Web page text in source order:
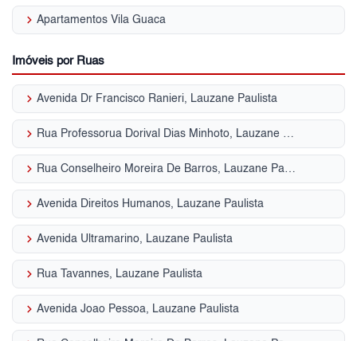
keyboard_arrow_right Apartamentos Vila Guaca
Imóveis por Ruas
keyboard_arrow_right Avenida Dr Francisco Ranieri, Lauzane Paulista
keyboard_arrow_right Rua Professorua Dorival Dias Minhoto, Lauzane Paulista
keyboard_arrow_right Rua Conselheiro Moreira De Barros, Lauzane Paulista
keyboard_arrow_right Avenida Direitos Humanos, Lauzane Paulista
keyboard_arrow_right Avenida Ultramarino, Lauzane Paulista
keyboard_arrow_right Rua Tavannes, Lauzane Paulista
keyboard_arrow_right Avenida Joao Pessoa, Lauzane Paulista